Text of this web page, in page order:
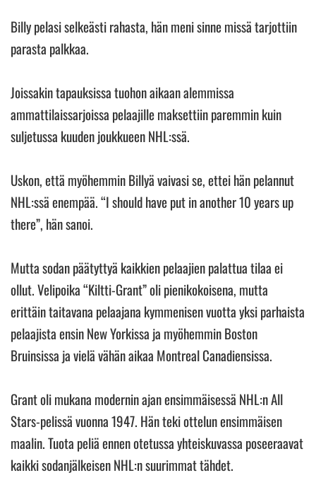
Billy pelasi selkeästi rahasta, hän meni sinne missä tarjottiin
parasta palkkaa.
Joissakin tapauksissa tuohon aikaan alemmissa
ammattilaissarjoissa pelaajille maksettiin paremmin kuin
suljetussa kuuden joukkueen NHL:ssä.
Uskon, että myöhemmin Billyä vaivasi se, ettei hän pelannut
NHL:ssä enempää. “I should have put in another 10 years up
there”, hän sanoi.
Mutta sodan päätyttyä kaikkien pelaajien palattua tilaa ei
ollut. Velipoika “Kiltti-Grant” oli pienikokoisena, mutta
erittäin taitavana pelaajana kymmenisen vuotta yksi parhaista
pelaajista ensin New Yorkissa ja myöhemmin Boston
Bruinsissa ja vielä vähän aikaa Montreal Canadiensissa.
Grant oli mukana modernin ajan ensimmäisessä NHL:n All
Stars-pelissä vuonna 1947. Hän teki ottelun ensimmäisen
maalin. Tuota peliä ennen otetussa yhteiskuvassa poseeraavat
kaikki sodanjälkeisen NHL:n suurimmat tähdet.